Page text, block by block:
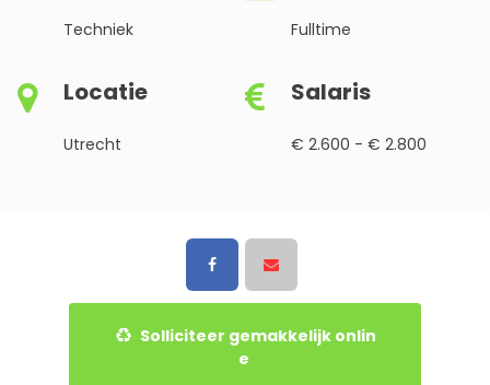
Techniek Fulltime
Locatie
Utrecht
Salaris
€ 2.600 - € 2.800
e